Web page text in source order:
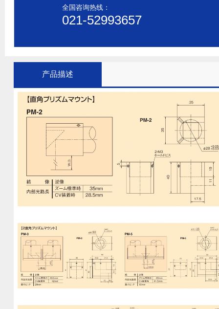
全国咨询热线：
021-52993657
产品描述